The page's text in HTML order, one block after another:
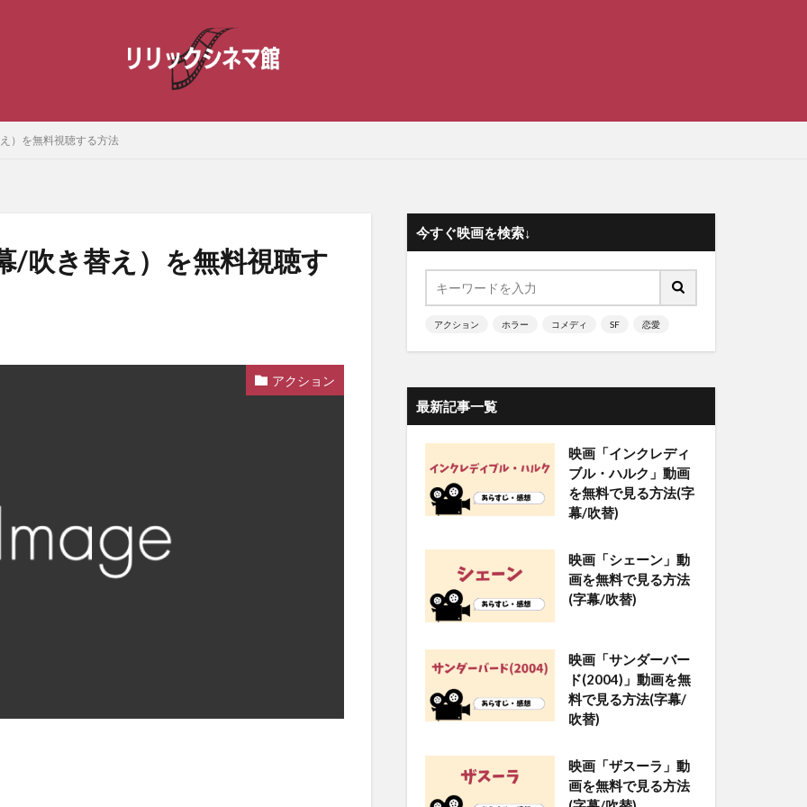
）を無料視聴する方法
/吹き替え）を無料視聴す
アクション
今すぐ映画を検索↓
アクション ホラー コメディ SF 恋愛
最新記事一覧
映画「インクレディ
ブル・ハルク」動画
を無料で見る方法(字
幕/吹替)
映画「シェーン」動
画を無料で見る方法
(字幕/吹替)
映画「サンダーバー
ド(2004)」動画を無
料で見る方法(字幕/
吹替)
映画「ザスーラ」動
画を無料で見る方法